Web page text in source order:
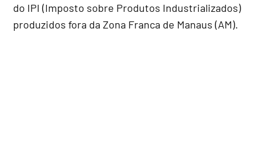
do IPI (Imposto sobre Produtos Industrializados)
produzidos fora da Zona Franca de Manaus (AM).